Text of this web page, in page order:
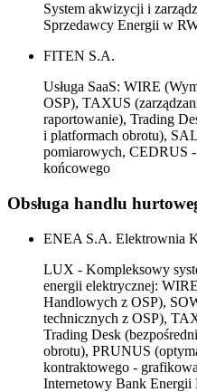
System akwizycji i
Sprzedawcy Energii w
FITEN S.A.
Usługa SaaS: WIRE
OSP), TAXUS
raportowanie), Trading
i platformach obrotu),
pomiarowych, CEDRUS
końcowego
Obsługa handlu
ENEA S.A. Elektrownia
LUX - Kompleksowy
energii elektrycznej:
Handlowych z OSP),
technicznych z OSP),
Trading Desk
obrotu), PRUNUS
kontraktowego -
Internetowy Bank